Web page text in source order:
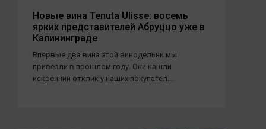
Новые вина Tenuta Ulisse: восемь
ярких представителей Абруццо уже в
Калининграде
Впервые два вина этой винодельни мы
привезли в прошлом году. Они нашли
искренний отклик у наших покупател...